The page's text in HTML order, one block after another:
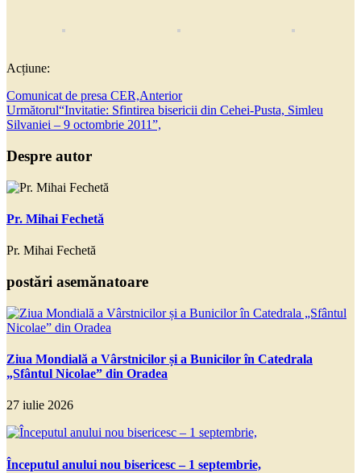
Acțiune:
Comunicat de presa CER,Anterior
Următorul“Invitatie: Sfintirea bisericii din Cehei-Pusta, Simleu
Silvaniei – 9 octombrie 2011”,
Despre autor
Pr. Mihai Fechetă
Pr. Mihai Fechetă
postări asemănatoare
Ziua Mondială a Vârstnicilor și a Bunicilor în Catedrala
„Sfântul Nicolae” din Oradea
27 iulie 2026
Începutul anului nou bisericesc – 1 septembrie,